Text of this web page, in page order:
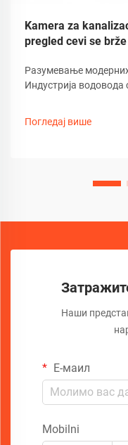
Kamera za
pregled cevi se
Разумевање модерних
Индустрија
традиционалних
Погледај више
Наши
Е-маил
Mobilni